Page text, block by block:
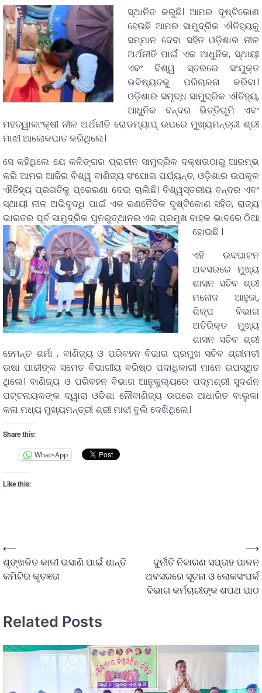
ସ୍ଥାନିତ କରୁଛି। ଆମର ଦୃଷ୍ଟିକୋଣ
ହେଉଛି ଆମର ସାମୁଦ୍ରିକ ଐତିହ୍ୟକୁ
ସମ୍ମାନ ଦେବା ସହିତ ଓଡ଼ିଶାର ନୀଳ
ଅର୍ଥନୀତି ପାଇଁ ଏକ ଆଧୁନିକ, ସ୍ଥାୟୀ
ଏବଂ ବିଶ୍ୱ ସ୍ତରରେ ସଂଯୁକ୍ତ
ଭବିଷ୍ୟତକୁ ପରିଚାଳନା କରିବା।
ଓଡ଼ିଶାର ସମୃଦ୍ଧ ସାମୁଦ୍ରିକ ଐତିହ୍ୟ,
ଆଧୁନିକ ବନ୍ଦର ଭିତ୍ତିଭୂମି ଏବଂ
ମହତ୍ୱାକାଂକ୍ଷୀ ନୀଳ ଅର୍ଥନୀତି ରୋଡମ୍ୟାପ୍ ଉପରେ ମୁଖ୍ୟମନ୍ତ୍ରୀ ଶ୍ରୀ
ମାଝୀ ଆଲୋକପାତ କରିଥିଲେ।
ସେ କହିଥିଲେ ଯେ କଳିଙ୍ଗର ପ୍ରାଚୀନ ସାମୁଦ୍ରିକ ଦକ୍ଷତାଠାରୁ ଆରମ୍ଭ
କରି ଆମର ଆଜିର ବିଶ୍ୱ ବାଣିଜ୍ୟ ସଂଯୋଗ ପର୍ଯ୍ୟନ୍ତ, ଓଡ଼ିଶାର ଉପକୂଳ
ଐତିହ୍ୟ ପ୍ରଗତିକୁ ପ୍ରେରଣା ଦେଇ ଚାଲିଛି। ବିଶ୍ୱସ୍ତରୀୟ ବନ୍ଦର ଏବଂ
ସ୍ଥାୟୀ ନୀଳ ଅଭିବୃଦ୍ଧି ପାଇଁ ଏକ ରଣନୈତିକ ଦୃଷ୍ଟିକୋଣ ସହିତ, ରାଜ୍ୟ
ଭାରତର ପୂର୍ବ ସାମୁଦ୍ରିକ ପୁନରୁତ୍ଥାନର ଏକ ପ୍ରମୁଖ ବାହକ ଭାବରେ ଠିଆ
ହୋଇଛି ।
ଏହି ଉଦଘାଟନ
ଅବସରରେ ମୁଖ୍ୟ
ଶାସନ ସଚିବ ଶ୍ରୀ
ମନୋଜ ଆହୁଜା,
ଶିଳ୍ପ ବିଭାଗ
ଅତିରିକ୍ତ ମୁଖ୍ୟ
ଶାସନ ସଚିବ ଶ୍ରୀ
ହେମନ୍ତ ଶର୍ମା , ବାଣିଜ୍ୟ ଓ ପରିବହନ ବିଭାଗ ପ୍ରମୁଖ ସଚିବ ଶ୍ରୀମତୀ
ଉଷା ପାଢୀଙ୍କ ସମେତ ବିଭାଗୀୟ ବରିଷ୍ଠ ପଦାଧିକାରୀ ମାନେ ଉପସ୍ଥିତ
ଥିଲେ। ବାଣିଜ୍ୟ ଓ ପରିବହନ ବିଭାଗ ଆନୁକୁଲ୍ୟରେ ପଦ୍ମଶ୍ରୀ ସୁଦର୍ଶନ
ପଟ୍ଟନାୟକଙ୍କ ଦ୍ୱାରା ଓଡିଶା ନୌବାଣିଜ୍ୟ ଉପରେ ଆଧାରିତ ବାଲୁକା
କଳା ମଧ୍ୟ ମୁଖ୍ୟମନ୍ତ୍ରୀ ଶ୍ରୀ ମାଝୀ ବୁଲି ଦେଖିଥିଲେ।
Share this:
WhatsApp
Like this:
⟵
ଶୃଙ୍ଖଳିତ କାଳୀ ଭସାଣି ପାଇଁ ଶାନ୍ତି
କମିଟିର କୃତଜ୍ଞତା
ଦୁର୍ନୀତି ନିବାରଣ ସପ୍ତାହ ପାଳନ
ଅବସରରେ ସୂଚନା ଓ ଲୋକସଂପର୍କ
ବିଭାଗ କର୍ମଚାରୀଙ୍କ ଶପଥ ପାଠ
⟶
Related Posts